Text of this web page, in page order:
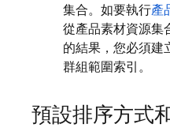
集合。如要執行產
從產品素材資源集
的結果，您必須建
群組範圍索引。
預設排序方式